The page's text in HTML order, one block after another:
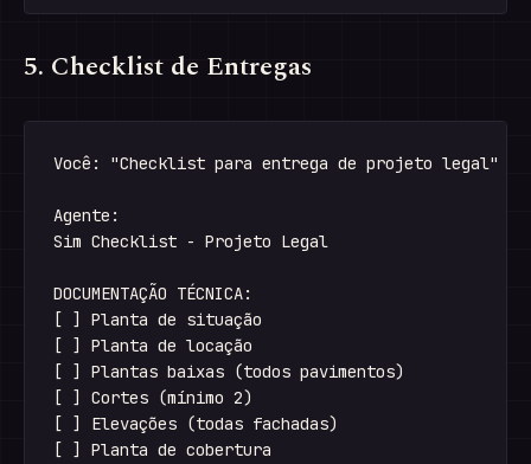
5. Checklist de Entregas
Você: "Checklist para entrega de projeto legal"
Agente:
Sim Checklist - Projeto Legal
DOCUMENTAÇÃO TÉCNICA:
[ ] Planta de situação
[ ] Planta de locação
[ ] Plantas baixas (todos pavimentos)
[ ] Cortes (mínimo 2)
[ ] Elevações (todas fachadas)
[ ] Planta de cobertura